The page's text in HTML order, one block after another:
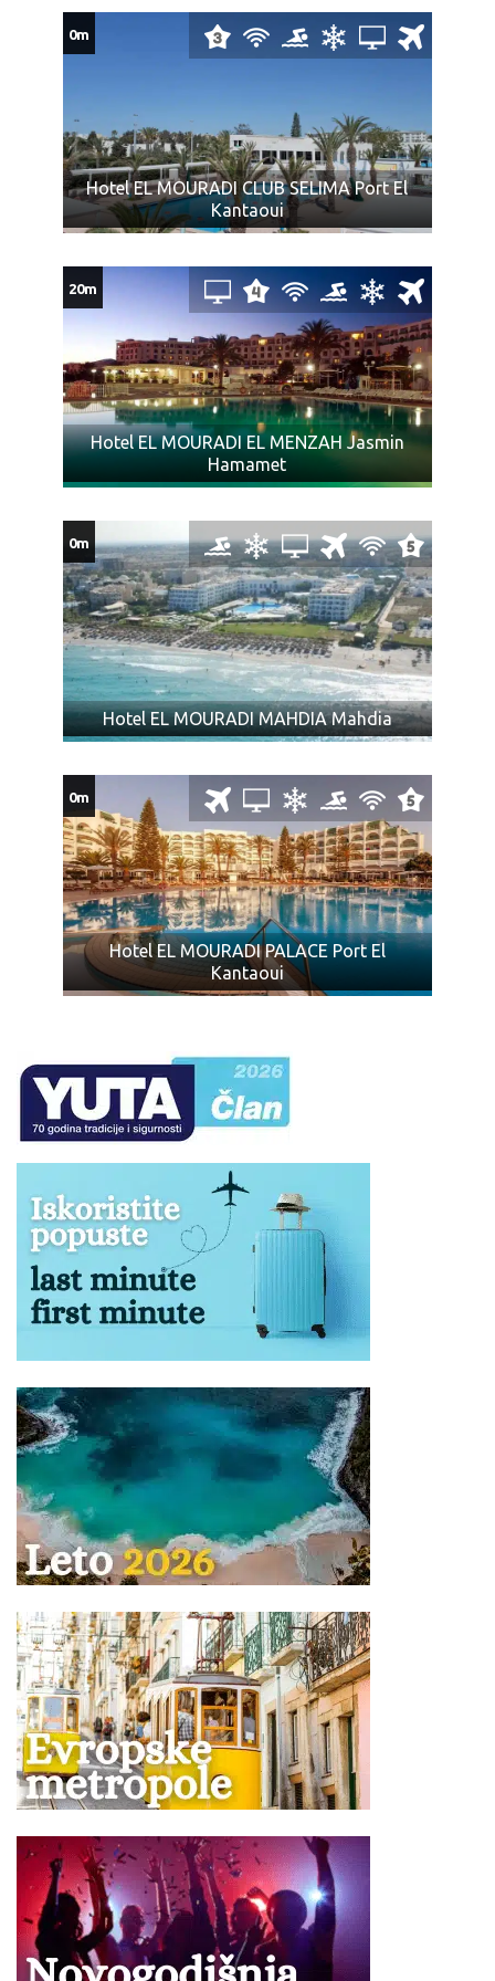
Ukoliko Vam ponuda za Hotel EL MOURADI HAMMAMET
Jasmin Hamamet ne odgovara pogledajte ponudu ostalih
Hotel EL MOURADI CLUB SELIMA Port El
Kantaoui
0m
Hotel EL MOURADI EL MENZAH Jasmin
Hamamet
20m
Hotel EL MOURADI MAHDIA Mahdia
0m
Hotel EL MOURADI PALACE Port El
Kantaoui
0m